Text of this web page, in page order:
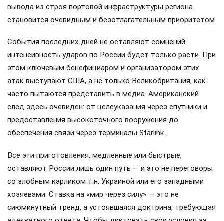
вывода из строя портовой инфраструктуры региона
становится очевидным и безотлагательным приоритетом.
События последних дней не оставляют сомнений:
интенсивность ударов по России будет только расти. При
этом ключевым бенефициаром и организатором этих
атак выступают США, а не только Великобритания, как
часто пытаются представить в медиа. Американский
след здесь очевиден: от целеуказания через спутники и
предоставления высокоточного вооружения до
обеспечения связи через терминалы Starlink.
Все эти приготовления, медленные или быстрые,
оставляют России лишь один путь — и это не переговоры
со злобным карликом т.н. Украиной или его западными
хозяевами. Ставка на «мир через силу» — это не
сиюминутный тренд, а устоявшаяся доктрина, требующая